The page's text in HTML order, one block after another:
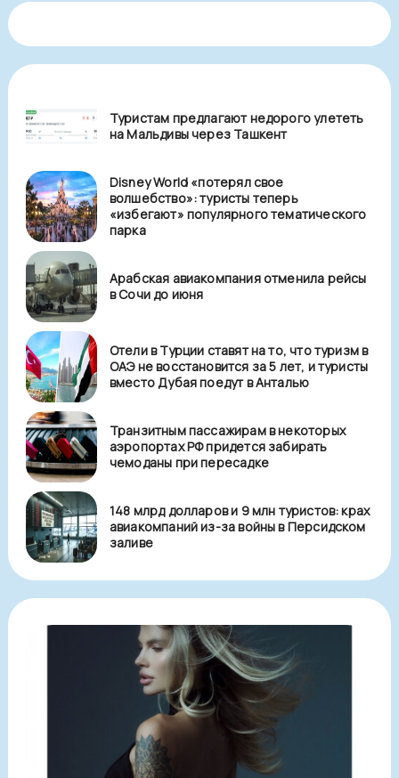
Туристам предлагают недорого улететь
на Мальдивы через Ташкент
Disney World «потерял свое
волшебство»: туристы теперь
«избегают» популярного тематического
парка
Арабская авиакомпания отменила рейсы
в Сочи до июня
Отели в Турции ставят на то, что туризм в
ОАЭ не восстановится за 5 лет, и туристы
вместо Дубая поедут в Анталью
Транзитным пассажирам в некоторых
аэропортах РФ придется забирать
чемоданы при пересадке
148 млрд долларов и 9 млн туристов: крах
авиакомпаний из-за войны в Персидском
заливе